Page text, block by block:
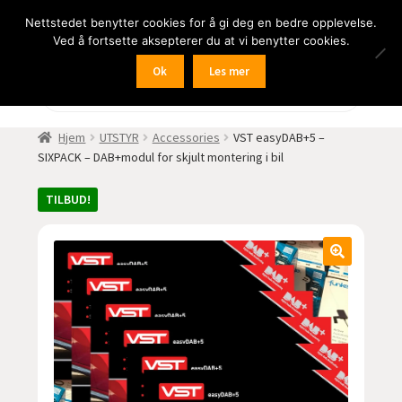
Hopp
Hopp
Meny
FRITID
ut
Fold
ut
KAMERA
Fold
ut
LED-butikken
Fold
ut
Hjem UTSTYR Accessories
VST easyDAB+5 –
SIXPACK – DAB+modul for skjult montering i bil
TILBUD!
Nettstedet benytter cookies for å gi deg en bedre opplevelse.
Ved å fortsette aksepterer du at vi benytter cookies.
Ok Les mer